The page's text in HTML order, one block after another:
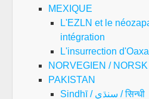
MEXIQUE
L'EZLN et le
intégration
L'insurrection
NORVEGIEN / NORSK
PAKISTAN
Sindhī / سنڌي / सिन्धी